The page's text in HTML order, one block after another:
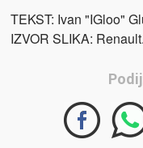
TEKST: Ivan "IGloo"
IZVOR SLIKA: